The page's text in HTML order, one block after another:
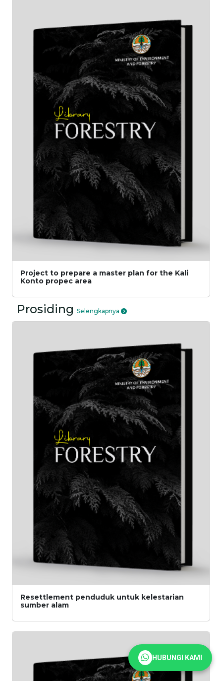
Project to prepare a master plan for the Kali
Konto propec area
Prosiding Selengkapnya
Resettlement penduduk untuk kelestarian
sumber alam
HUBUNGI KAMI